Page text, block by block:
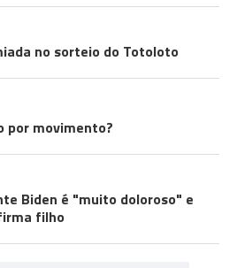
no sorteio do Totoloto
por movimento?
Biden é "muito doloroso" e
filho